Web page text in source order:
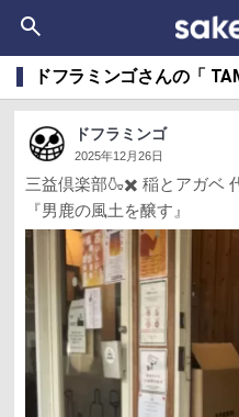
ドフラミンゴさんの「
ドフラミンゴ
2025年12月26日
三益倶楽部🍶✖️ 稲とアガベ
『男鹿の風土を醸す』